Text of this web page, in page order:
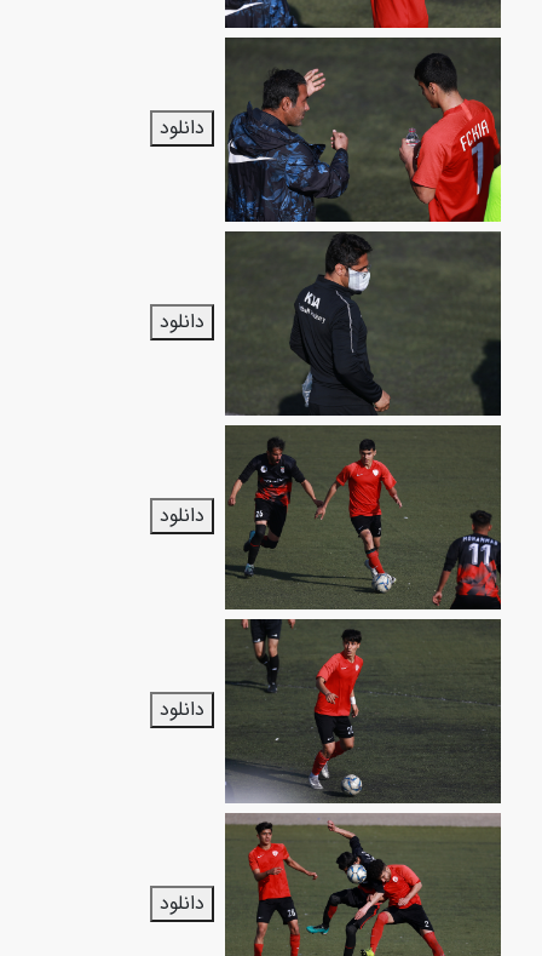
دانلود
دانلود
دانلود
دانلود
دانلود